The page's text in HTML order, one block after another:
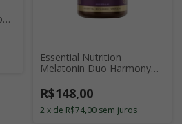
Essential Nutrition
Melatonin Duo Harmony
R$148,00
2 x de R$74,00 sem juros